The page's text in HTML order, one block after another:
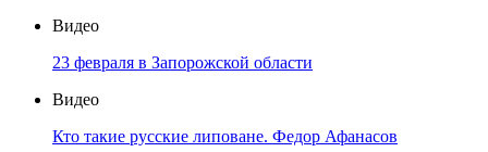
Видео
23 февраля в Запорожской области
Видео
Кто такие русские липоване. Федор Афанасов